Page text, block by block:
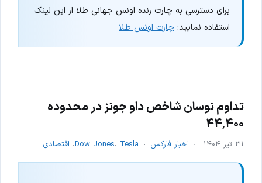
برای دسترسی به چارت زنده اونس جهانی طلا از این لینک
استفاده نمایید: چارت اونس طلا
تداوم نوسان شاخص داو جونز در محدوده
۴۴٬۴۰۰
۳۱ تیر ۱۴۰۴ اخبار فارکس Dow Jones، Tesla ، اقتصادی